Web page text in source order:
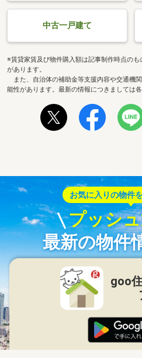
中古一戸建て
※賃貸家賃及び物件購入額は記事制作時点の
があります。
また、自治体の補助金等支援内容や交通機
能性があります。最新の情報につきましては
お気に入りの物件
プッシ
最新の物件
goo